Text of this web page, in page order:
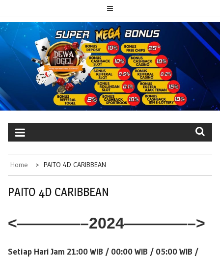
content
PAITO TOTO
DEWATOGEL
Portal berita dewatogel update setiap hari
Home PAITO 4D CARIBBEAN
PAITO 4D CARIBBEAN
<————–2024————–>
Setiap Hari Jam 21:00 WIB / 00:00 WIB / 05:00 WIB /